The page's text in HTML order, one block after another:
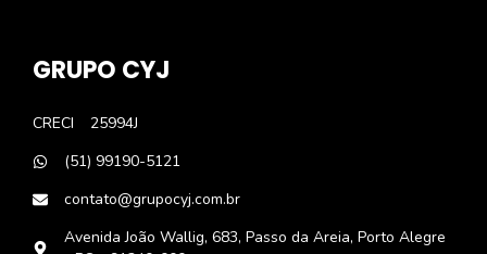
GRUPO CYJ
CRECI
25994J
(51) 99190-5121
contato@grupocyj.com.br
Avenida João Wallig, 683, Passo da Areia, Porto Alegre